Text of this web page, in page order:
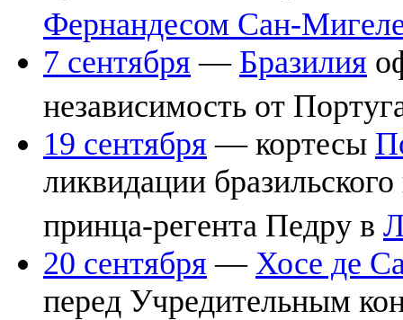
Фернандесом Сан-
7 сентября — Бразилия
независимость от
19 сентября — кортесы
ликвидации
принца-регента Педру в
20 сентября — Хосе де
перед Учредительным